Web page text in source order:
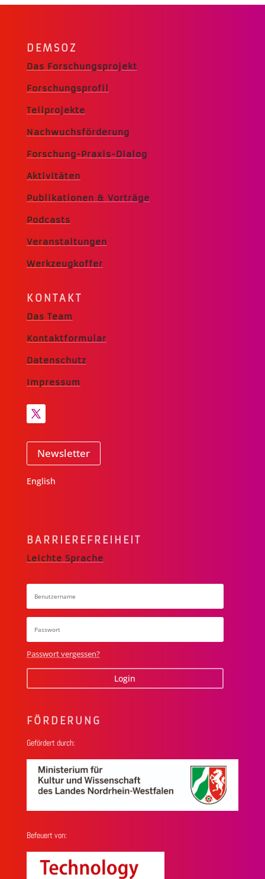
DEMSOZ
Das Forschungsprojekt
Forschungsprofil
Teilprojekte
Nachwuchsförderung
Forschung-Praxis-Dialog
Aktivitäten
Publikationen & Vorträge
Podcasts
Veranstaltungen
Werkzeugkoffer
KONTAKT
Das Team
Kontaktformular
Datenschutz
Impressum
Newsletter
English
BARRIERE­FREIHEIT
Leichte Sprache
Passwort vergessen?
Login
FÖRDERUNG
Gefördert durch:
Befeuert von: